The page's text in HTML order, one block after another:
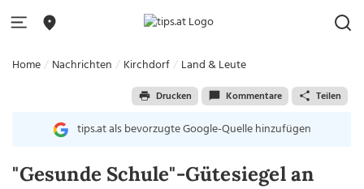
Home Nachrichten Kirchdorf Land & Leute
Drucken Kommentare Teilen
tips.at als bevorzugte Google-Quelle hinzufügen
"Gesunde Schule"-Gütesiegel an